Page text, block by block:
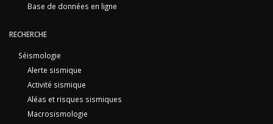
Base de données en ligne
RECHERCHE
Séismologie
Alerte sismique
Activité sismique
Aléas et risques sismiques
Macrosismologie